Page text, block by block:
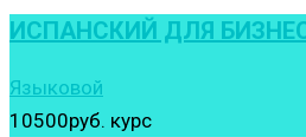
ИСПАНСКИЙ ДЛЯ
Языковой
10500руб. курс